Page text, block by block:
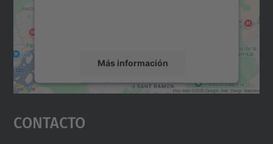
Más información
Aceptar
powered by
Contacto